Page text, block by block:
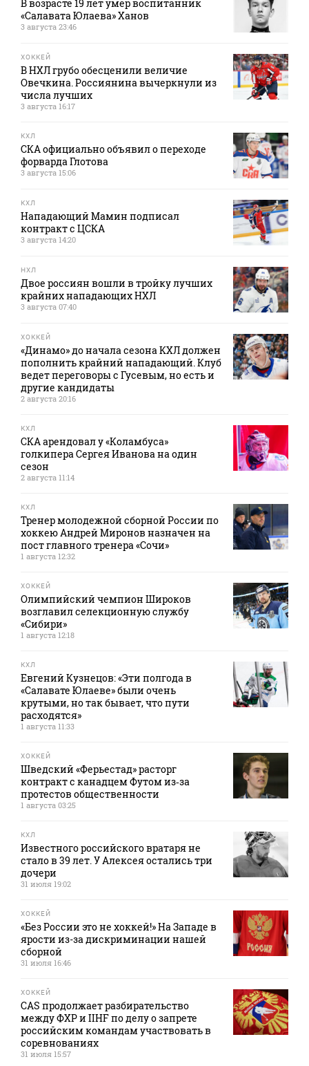
В возрасте 19 лет умер воспитанник
«Салавата Юлаева» Ханов
3 августа 23:46
ХОККЕЙ
В НХЛ грубо обесценили величие
Овечкина. Россиянина вычеркнули из
числа лучших
3 августа 16:17
КХЛ
СКА официально объявил о переходе
форварда Глотова
3 августа 15:06
КХЛ
Нападающий Мамин подписал
контракт с ЦСКА
3 августа 14:20
НХЛ
Двое россиян вошли в тройку лучших
крайних нападающих НХЛ
3 августа 07:40
ХОККЕЙ
«Динамо» до начала сезона КХЛ должен
пополнить крайний нападающий. Клуб
ведет переговоры с Гусевым, но есть и
другие кандидаты
2 августа 20:16
КХЛ
СКА арендовал у «Коламбуса»
голкипера Сергея Иванова на один
сезон
2 августа 11:14
КХЛ
Тренер молодежной сборной России по
хоккею Андрей Миронов назначен на
пост главного тренера «Сочи»
1 августа 12:32
ХОККЕЙ
Олимпийский чемпион Широков
возглавил селекционную службу
«Сибири»
1 августа 12:18
КХЛ
Евгений Кузнецов: «Эти полгода в
«Салавате Юлаеве» были очень
крутыми, но так бывает, что пути
расходятся»
1 августа 11:33
ХОККЕЙ
Шведский «Ферьестад» расторг
контракт с канадцем Футом из‑за
протестов общественности
1 августа 03:25
КХЛ
Известного российского вратаря не
стало в 39 лет. У Алексея остались три
дочери
31 июля 19:02
ХОККЕЙ
«Без России это не хоккей!» На Западе в
ярости из-за дискриминации нашей
сборной
31 июля 16:46
ХОККЕЙ
CAS продолжает разбирательство
между ФХР и IIHF по делу о запрете
российским командам участвовать в
соревнованиях
31 июля 15:57